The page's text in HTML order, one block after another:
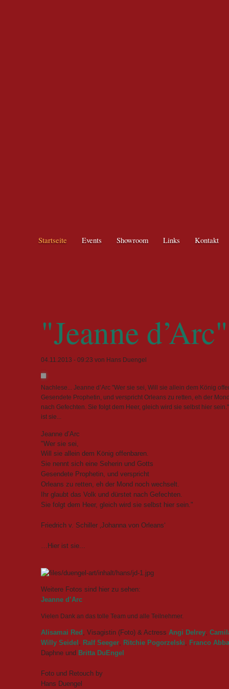
Navigation
überspringen
Startseite Events Showroom Links Kontakt
"Jeanne d’Arc"
04.11.2013 - 09:23 von Hans Duengel
Nachlese... Jeanne d’Arc "Wer sie sei, Will sie allein dem König
Gesendete Prophetin, und verspricht Orleans zu retten, eh der
nach Gefechten. Sie folgt dem Heer, gleich wird sie selbst hier
ist sie...
Jeanne d’Arc
"Wer sie sei,
Will sie allein dem König offenbaren.
Sie nennt sich eine Seherin und Gotts
Gesendete Prophetin, und verspricht
Orleans zu retten, eh der Mond noch wechselt.
Ihr glaubt das Volk und dürstet nach Gefechten.
Sie folgt dem Heer, gleich wird sie selbst hier sein."
Friedrich v. Schiller ‚Johanna von Orleans‘
…Hier ist sie...
Weitere Fotos sind hier zu sehen:
Jeanne d’Arc
Vielen Dank an das tolle Team und alle Teilnehmer.
Alisamai Red , Visagistin (Foto) & Actress Angi Delrey,
Willy Seidel , Ralf Seeger, Ritchie Pogorzelski, Franco
Daphne und Britta DuEngel
Foto und Retouch by
Hans Duengel